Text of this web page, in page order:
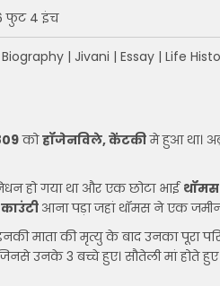
फुट 4 इंच
| Jivani | Essay | Life
कोहॉजेनविले, केंटकीमे हुआ था।
हो गया था और एक छोटा भाईथॉमस
आना पड़ा जहां थॉमस ने एक जमीन
माता की मृत्यु के बाद उनका पूरा
उनके 3 बच्चे हुए। सौतेली मां होते